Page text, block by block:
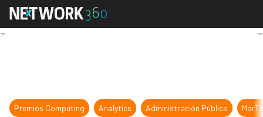
Computación cuántica, ¿qué es y
Premios Computing Analytics Administración Pública